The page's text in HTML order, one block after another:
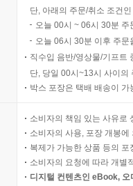
단, 아래의 주문/취소 조건
오늘 00시 ~ 06시 30분
오늘 06시 30분 이후 주
직수입 음반/영상물/기프트
단, 당일 00시~13시 사이의
박스 포장은 택배 배송이
소비자의 책임 있는 사유로
소비자의 사용, 포장 개봉
복제가 가능한 상품 등의
소비자의 요청에 따라 개별
디지털 컨텐츠인 eBook,